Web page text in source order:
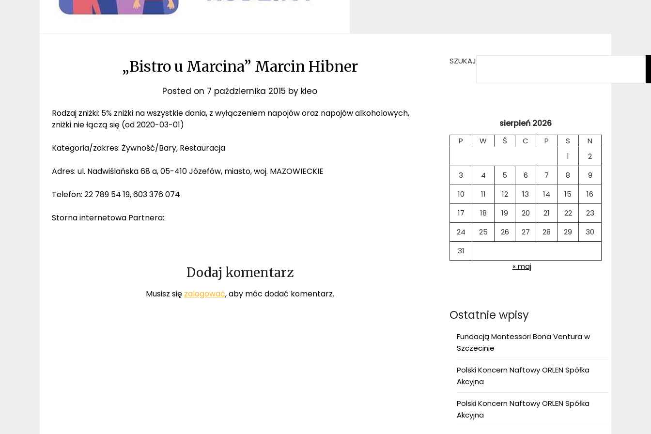
„Bistro u Marcina” Marcin Hibner
Posted on 7 października 2015 by kleo
Rodzaj zniżki: 5% zniżki na wszystkie dania, z wyłączeniem napojów oraz napojów alkoholowych,
zniżki nie łączą się (od 2020-03-01)
Kategoria/zakres: Żywność/Bary, Restauracja
Adres: ul. Nadwiślańska 68 a, 05-410 Józefów, miasto, woj. MAZOWIECKIE
Telefon: 22 789 54 19, 603 376 074
Storna internetowa Partnera:
Dodaj komentarz
Musisz się zalogować, aby móc dodać komentarz.
SZUKAJ
sierpień 2026
P W Ś C P S
N
1
2
3
4 5 6 7 8
9
10
11 12 13 14 15
16
17
18 19 20 21 22
23
24
25 26 27 28 29
30
31
« maj
Ostatnie wpisy
Fundacją Montessori Bona Ventura w
Szczecinie
Polski Koncern Naftowy ORLEN Spółka
Akcyjna
Polski Koncern Naftowy ORLEN Spółka
Akcyjna